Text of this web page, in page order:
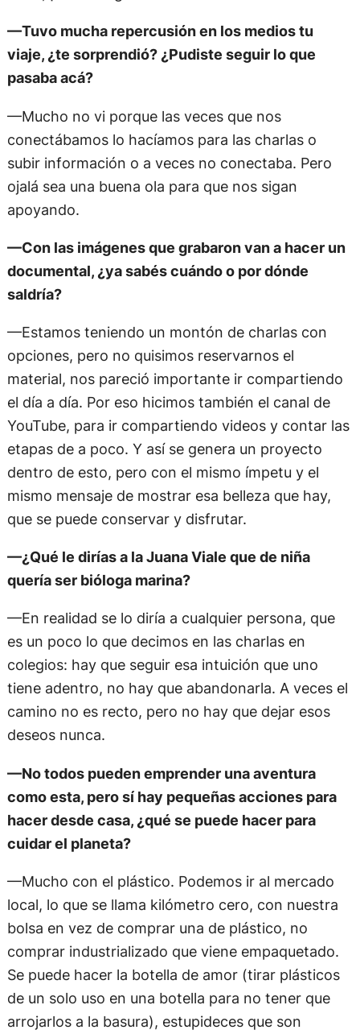
—Tuvo mucha repercusión en los medios tu
viaje, ¿te sorprendió? ¿Pudiste seguir lo que
pasaba acá?
—Mucho no vi porque las veces que nos
conectábamos lo hacíamos para las charlas o
subir información o a veces no conectaba. Pero
ojalá sea una buena ola para que nos sigan
apoyando.
—Con las imágenes que grabaron van a hacer un
documental, ¿ya sabés cuándo o por dónde
saldría?
—Estamos teniendo un montón de charlas con
opciones, pero no quisimos reservarnos el
material, nos pareció importante ir compartiendo
el día a día. Por eso hicimos también el canal de
YouTube, para ir compartiendo videos y contar las
etapas de a poco. Y así se genera un proyecto
dentro de esto, pero con el mismo ímpetu y el
mismo mensaje de mostrar esa belleza que hay,
que se puede conservar y disfrutar.
—¿Qué le dirías a la Juana Viale que de niña
quería ser bióloga marina?
—En realidad se lo diría a cualquier persona, que
es un poco lo que decimos en las charlas en
colegios: hay que seguir esa intuición que uno
tiene adentro, no hay que abandonarla. A veces el
camino no es recto, pero no hay que dejar esos
deseos nunca.
—No todos pueden emprender una aventura
como esta, pero sí hay pequeñas acciones para
hacer desde casa, ¿qué se puede hacer para
cuidar el planeta?
—Mucho con el plástico. Podemos ir al mercado
local, lo que se llama kilómetro cero, con nuestra
bolsa en vez de comprar una de plástico, no
comprar industrializado que viene empaquetado.
Se puede hacer la botella de amor (tirar plásticos
de un solo uso en una botella para no tener que
arrojarlos a la basura), estupideces que son